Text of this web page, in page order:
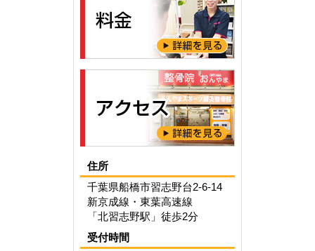
住所
千葉県船橋市習志野台2-6-14
新京成線・東葉高速線
「北習志野駅」徒歩2分
受付時間